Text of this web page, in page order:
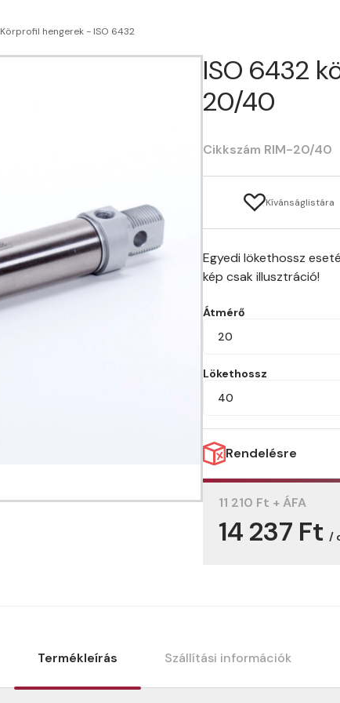
Körprofil hengerek - ISO 6432
ISO 6432
20/40
Cikkszám RIM-20/40
Kívánságlistára
Egyedi lökethossz
kép csak illusztráció!
Átmérő
20
Lökethossz
40
Rendelésre
11 210 Ft + ÁFA
14 237 Ft /
Termékleírás Szállítási információk